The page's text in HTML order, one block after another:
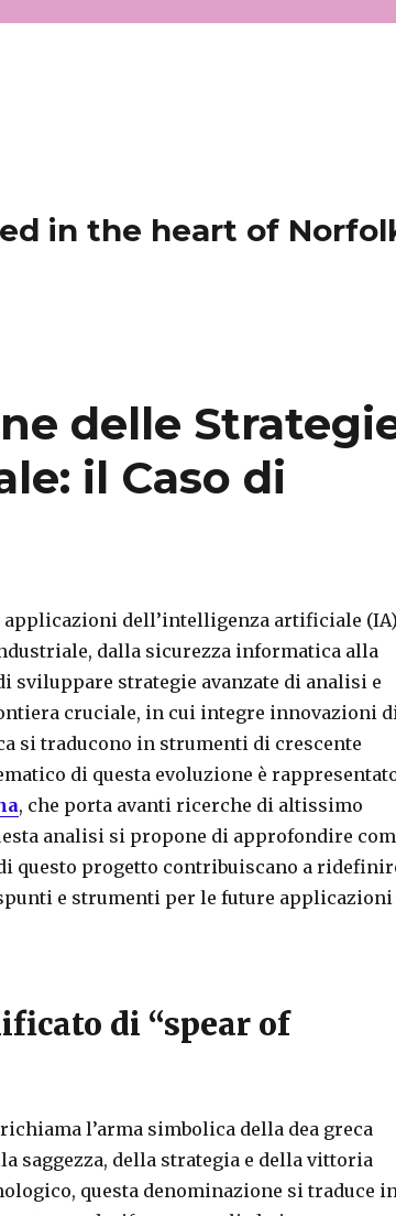
in the heart of
delle
il Caso di
applicazioni dell’intelligenza artificiale (IA)
dalla sicurezza informatica alla
sviluppare strategie avanzate di analisi e
cruciale, in cui integre innovazioni
si traducono in strumenti di crescente
di questa evoluzione è
, che porta avanti ricerche di altissimo
analisi si propone di approfondire
questo progetto contribuiscano a
e strumenti per le future applicazioni
di “spear of
richiama l’arma simbolica della dea greca
saggezza, della strategia e della vittoria
questa denominazione si traduce